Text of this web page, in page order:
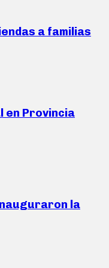
a familias
en Provincia
la